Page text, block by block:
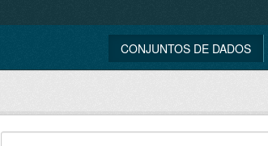
CONJUNTOS DE DADOS